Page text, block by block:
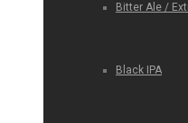
Bitter Ale /
Black IPA